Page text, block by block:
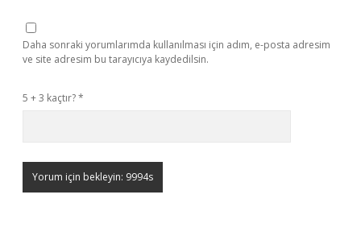
Daha sonraki yorumlarımda kullanılması için adım, e-posta adresim
ve site adresim bu tarayıcıya kaydedilsin.
5 + 3 kaçtır?*